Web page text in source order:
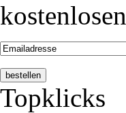
Topklicks